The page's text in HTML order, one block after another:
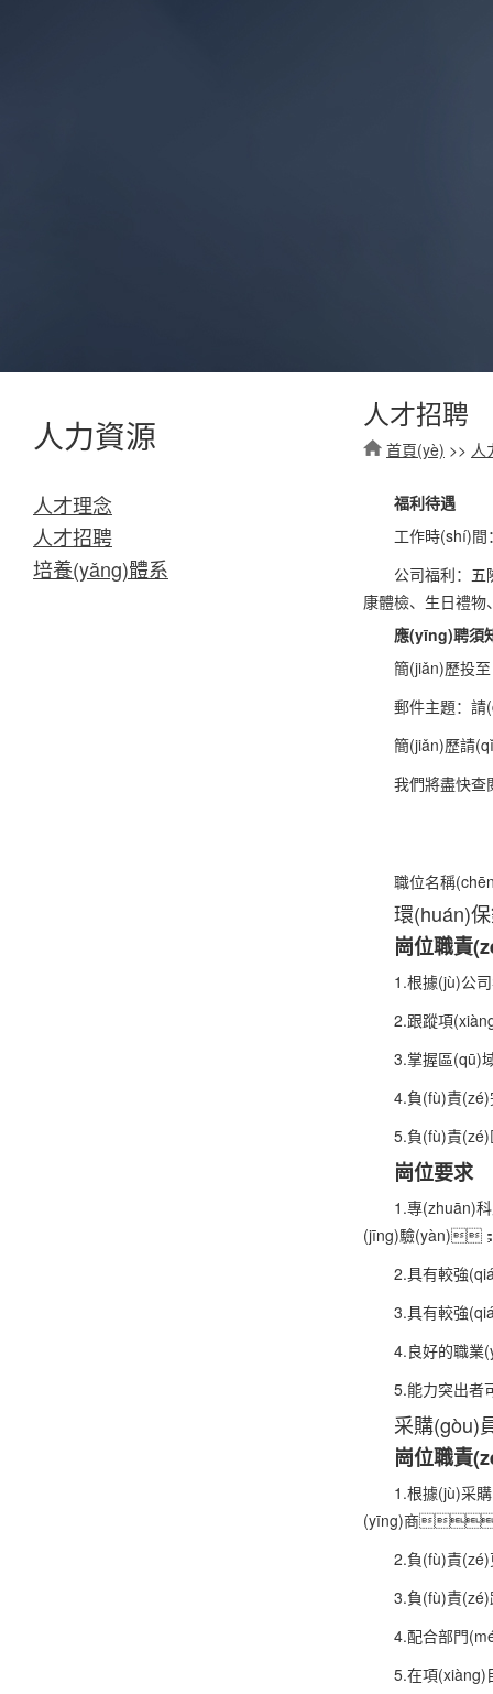
人力資源
人才招聘
首頁(yè) >> 人
人才理念
人才招聘
培養(yǎng)體系
福利待遇
工作時(shí)
公司福利：
康體檢、生日禮
應(yīng)聘須
簡(jiǎn)歷投
郵件主題：
簡(jiǎn)歷請
我們將盡快查
職位名稱
環(huán)
崗位職責
1.根據(jù)公
2.跟蹤項
3.掌握區(qū)
4.負(fù)責
5.負(fù)責
崗位要求
1.專(zhuān)
(jīng)驗(yàn)
2.具有較強
3.具有較強
4.良好的職
5.能力突出
采購(gòu)
崗位職責
1.根據(jù)采
(yīng)商
2.負(fù)責
3.負(fù)責
4.配合部門
5.在項